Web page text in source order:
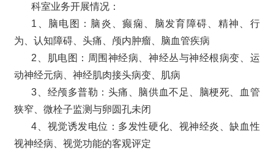
科室业务开展情况：
1、脑电图：脑炎、癫痫、脑发育障碍、精神、行
为、认知障碍、头痛、颅内肿瘤、脑血管疾病
2、肌电图：周围神经病、神经丛与神经根病变、运
动神经元病、神经肌肉接头病变、肌病
3、经颅多普勒：头痛、脑供血不足、脑梗死、血管
狭窄、微栓子监测与卵圆孔未闭
4、视觉诱发电位：多发性硬化、视神经炎、缺血性
视神经病、视觉功能的客观评定